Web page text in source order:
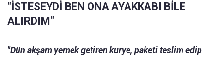
"İSTESEYDİ BEN ONA AYAKKABI BİLE
ALIRDIM"
"Dün akşam yemek getiren kurye, paketi teslim edip